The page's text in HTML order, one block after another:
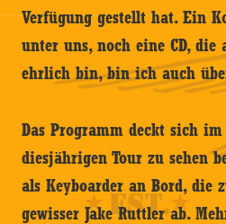
Verfügung gestellt hat. Ein
unter uns, noch eine CD,
ehrlich bin, bin ich auch
Das Programm deckt sich
diesjährigen Tour zu sehen
als Keyboarder an Bord, die
gewisser Jake Ruttler ab.